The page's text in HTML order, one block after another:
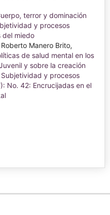
terror y dominación
y procesos
del miedo
Manero Brito,
de salud mental en los
y sobre la creación
Subjetividad y procesos
No. 42: Encrucijadas en el